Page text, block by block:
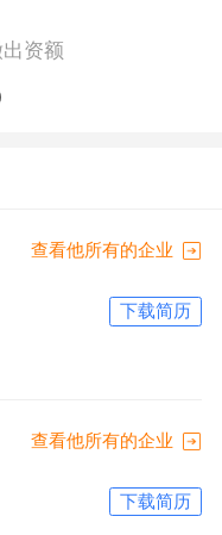
资额
查看他所有的企业
下载简历
查看他所有的企业
下载简历